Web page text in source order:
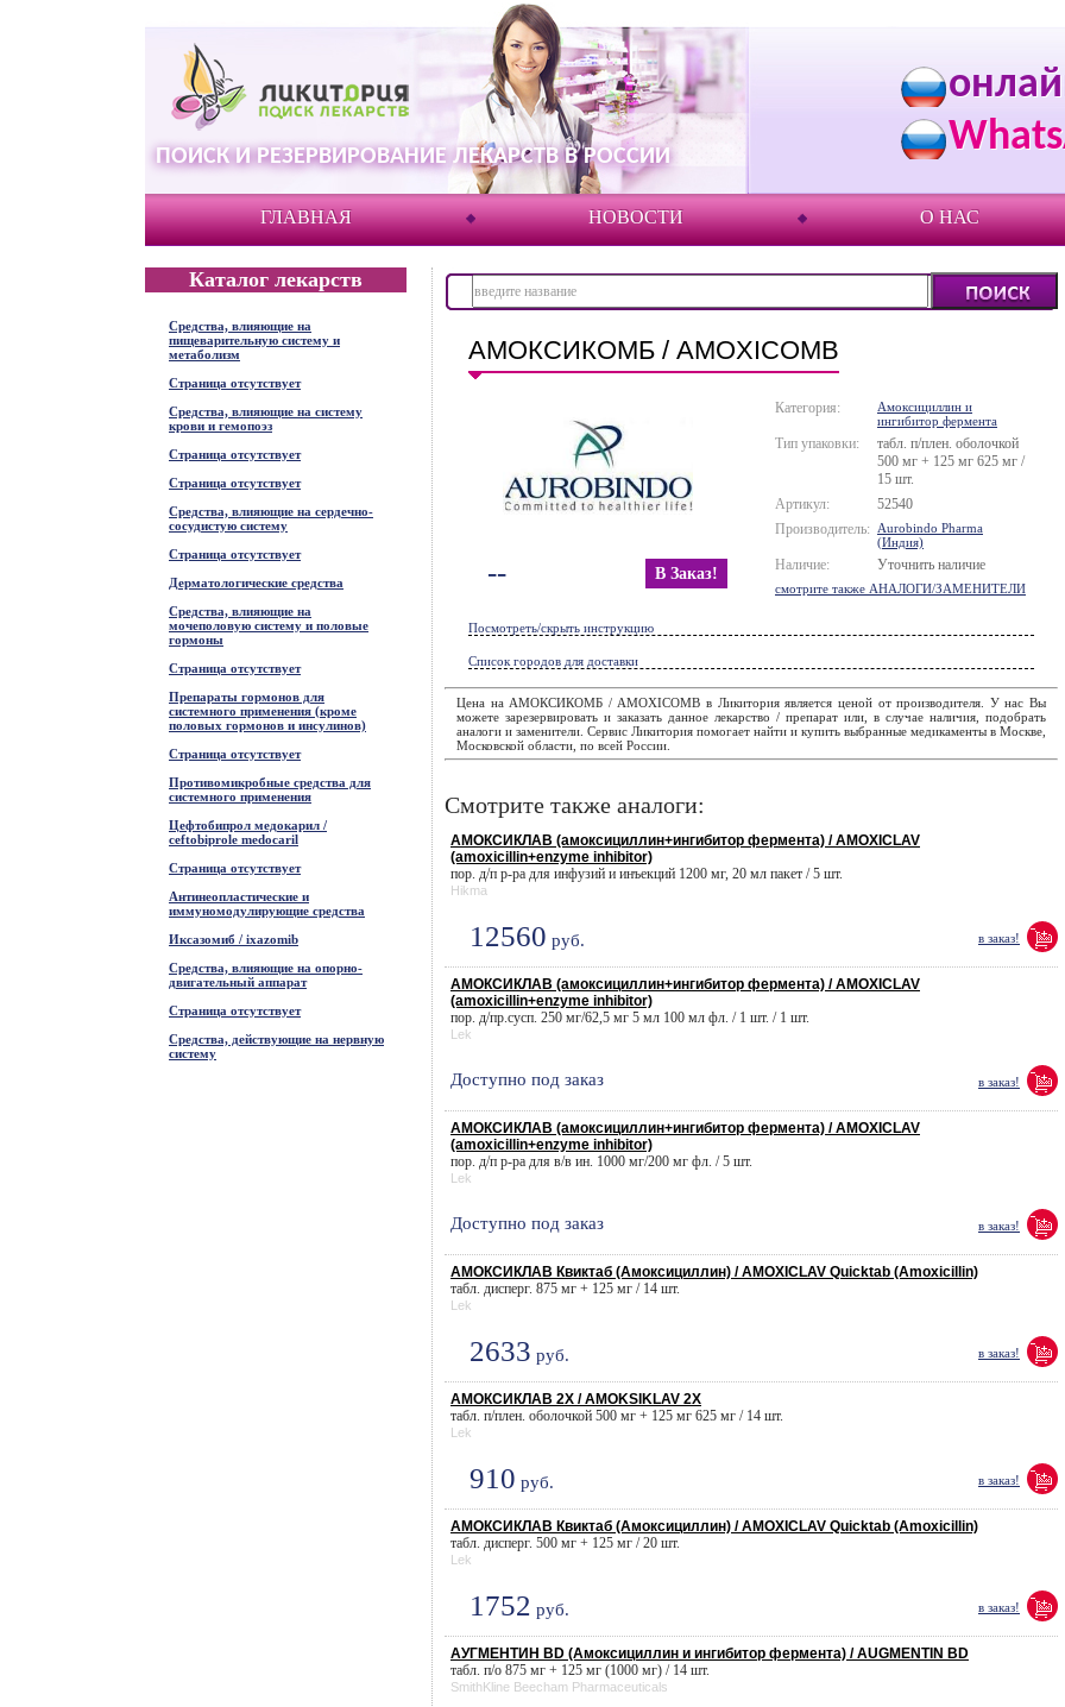
ПОИСК И РЕЗЕРВИРОВАНИЕ ЛЕКАРСТВ В РОССИИ
ГЛАВНАЯ НОВОСТИ О НАС
Каталог лекарств
Средства, влияющие на
пищеварительную систему и
метаболизм
Страница отсутствует
Средства, влияющие на систему
крови и гемопоэз
Страница отсутствует
Страница отсутствует
Средства, влияющие на сердечно-
сосудистую систему
Страница отсутствует
Дерматологические средства
Средства, влияющие на
мочеполовую систему и половые
гормоны
Страница отсутствует
Препараты гормонов для
системного применения (кроме
половых гормонов и инсулинов)
Страница отсутствует
Противомикробные средства для
системного применения
Цефтобипрол медокарил /
ceftobiprole medocaril
Страница отсутствует
Антинеопластические и
иммуномодулирующие средства
Иксазомиб / ixazomib
Средства, влияющие на опорно-
двигательный аппарат
Страница отсутствует
Средства, действующие на нервную
систему
АМОКСИКОМБ / AMOXICOMB
-- В Заказ!
Категория:
Амоксициллин и
ингибитор фермента
Тип упаковки:
табл. п/плен. оболочкой
500 мг + 125 мг 625 мг /
15 шт.
Артикул:
52540
Производитель:
Aurobindo Pharma
(Индия)
Наличие: Уточнить наличие
смотрите также АНАЛОГИ/ЗАМЕНИТЕЛИ
Посмотреть/скрыть инструкцию
Список городов для доставки
Цена на АМОКСИКОМБ / AMOXICOMB в Ликитория является ценой от производителя. У нас Вы
можете зарезервировать и заказать данное лекарство / препарат или, в случае наличия, подобрать
аналоги и заменители. Сервис Ликитория помогает найти и купить выбранные медикаменты в Москве,
Московской области, по всей России.
Смотрите также аналоги:
АМОКСИКЛАВ (амоксициллин+ингибитор фермента) / AMOXICLAV
(amoxicillin+enzyme inhibitor)
пор. д/п р-ра для инфузий и инъекций 1200 мг, 20 мл пакет / 5 шт.
Hikma
12560 руб. в заказ!
АМОКСИКЛАВ (амоксициллин+ингибитор фермента) / AMOXICLAV
(amoxicillin+enzyme inhibitor)
пор. д/пр.сусп. 250 мг/62,5 мг 5 мл 100 мл фл. / 1 шт. / 1 шт.
Lek
Доступно под заказ в заказ!
АМОКСИКЛАВ (амоксициллин+ингибитор фермента) / AMOXICLAV
(amoxicillin+enzyme inhibitor)
пор. д/п р-ра для в/в ин. 1000 мг/200 мг фл. / 5 шт.
Lek
Доступно под заказ в заказ!
АМОКСИКЛАВ Квиктаб (Амоксициллин) / AMOXICLAV Quicktab (Amoxicillin)
табл. дисперг. 875 мг + 125 мг / 14 шт.
Lek
2633 руб. в заказ!
АМОКСИКЛАВ 2X / AMOKSIKLAV 2X
табл. п/плен. оболочкой 500 мг + 125 мг 625 мг / 14 шт.
Lek
910 руб. в заказ!
АМОКСИКЛАВ Квиктаб (Амоксициллин) / AMOXICLAV Quicktab (Amoxicillin)
табл. дисперг. 500 мг + 125 мг / 20 шт.
Lek
1752 руб. в заказ!
АУГМЕНТИН BD (Амоксициллин и ингибитор фермента) / AUGMENTIN BD
табл. п/о 875 мг + 125 мг (1000 мг) / 14 шт.
SmithKline Beecham Pharmaceuticals